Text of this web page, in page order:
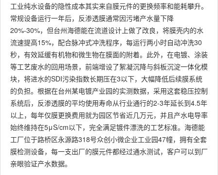
工业纯水设备的隐性成本其实来自膜元件的更换频率和能耗攀升。
常规设备运行一年后，反渗透膜通常因污堵产水量下降
20%-30%，但台州海德能在流道设计上做了改良，将膜壳内的水
流速提高15%，配合脉冲式冲洗程序，每运行两小时自动冲洗30
秒，有效延缓有机物和微生物在膜面的附着。此外，在电镀、涂装
等工艺废水的回用场景，前端增设了絮凝沉降与斜板沉淀一体化模
块，将进水的SDI污染指数长期压在3以下，大幅降低后续膜系统
的负担。根据在台州某电镀产业园的实测数据，采用这套稳压控制
系统后，反渗透膜的平均使用寿命从行业通行的2-3年延长到4.5年
以上，每年仅膜更换费用就为园区节省近几万元，并且产水电导率
始终维持在5μS/cm以下，完全满足镀件漂洗的工艺标准。海德能
工厂位于路桥区永源路318号众创小微企业工业园47幢，拥有全套
膜检测设备，每一支出厂的膜元件都经过通水测试，客户可以到厂
亲眼验证产水数据。